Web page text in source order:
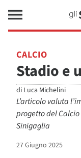
CALCIO
Stadio e
di Luca Michelini
L’articolo valuta
progetto del
Sinigaglia
27 Giugno 2025